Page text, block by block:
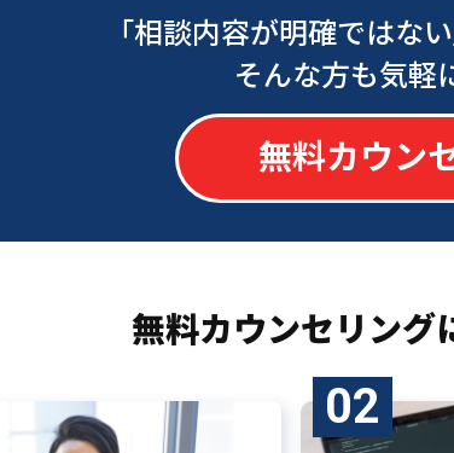
「相談内容が明確ではない
そんな方も気軽
無料カウン
無料カウンセリング
02